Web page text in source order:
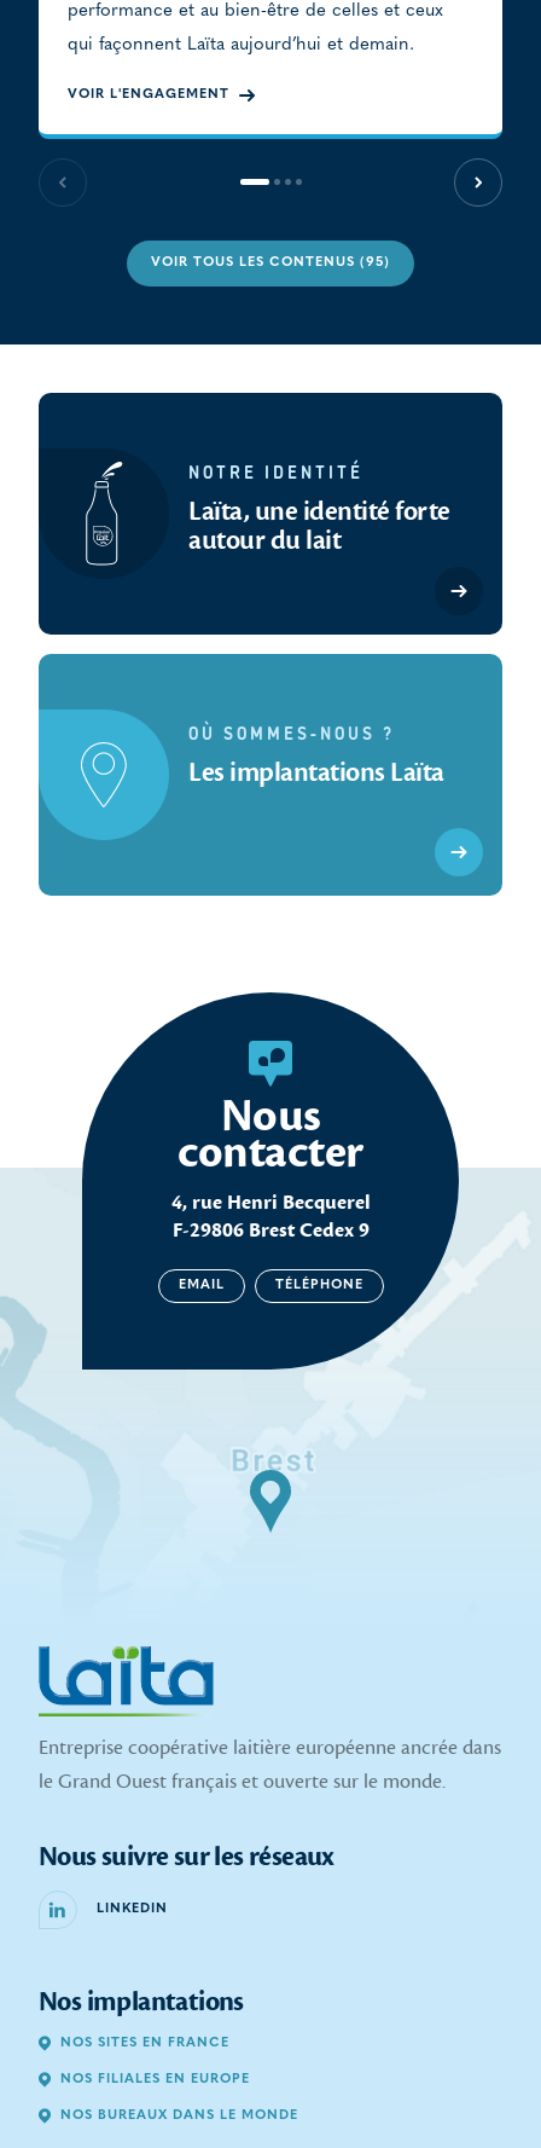
performance et au bien-être de celles et ceux
qui façonnent Laïta aujourd’hui et demain.
VOIR L'ENGAGEMENT
Slide précédente Slide
VOIR TOUS LES CONTENUS (95)
NOTRE IDENTITÉ
Laïta, une identité forte
autour du lait
OÙ SOMMES-NOUS ?
Les implantations Laïta
Nous
contacter
4, rue Henri Becquerel
F-29806 Brest Cedex 9
EMAIL TÉLÉPHONE
Entreprise coopérative laitière européenne ancrée dans
le Grand Ouest français et ouverte sur le monde.
Nous suivre sur les réseaux
LINKEDIN
Nos implantations
NOS SITES EN FRANCE
NOS FILIALES EN EUROPE
NOS BUREAUX DANS LE MONDE